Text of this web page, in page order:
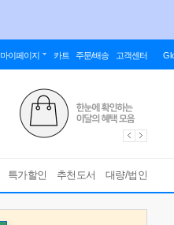
마이페이지 카트 주문/배송 고객센터
특가할인 추천도서 대량/법인